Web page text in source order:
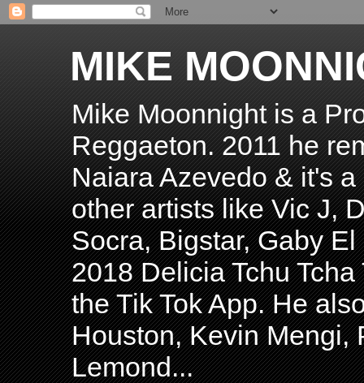
MIKE
Mike Moonnight is a
Reggaeton. 2011 he
Naiara Azevedo & it's
other artists like Vic J,
Socra, Bigstar, Gaby
2018 Delicia Tchu
the Tik Tok App. He
Houston, Kevin Mengi,
Lemond...